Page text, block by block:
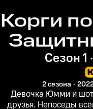
Корги
Сезон 1
2 сезона
Девочка Юмми и
друзья. Непоседы